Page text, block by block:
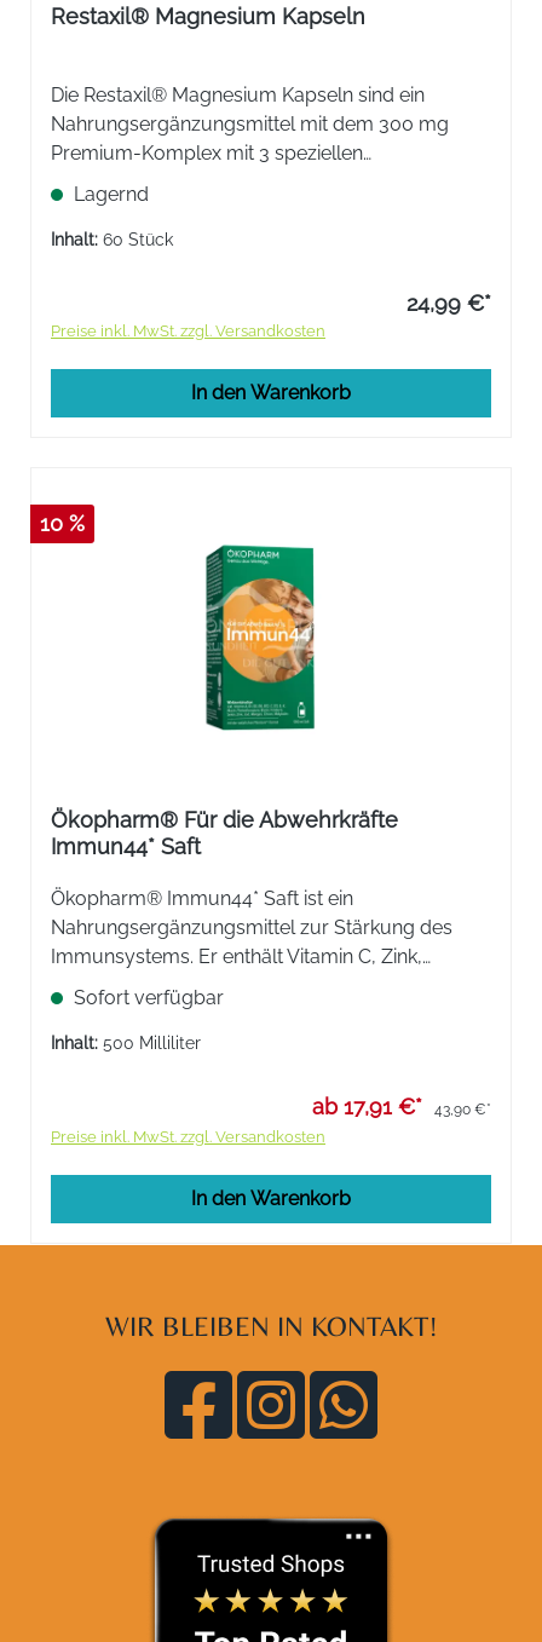
Restaxil® Magnesium Kapseln
Die Restaxil® Magnesium Kapseln sind ein
Nahrungsergänzungsmittel mit dem 300 mg
Premium-Komplex mit 3 speziellen
Magnesiumformen zur Unterstützung einer
normalen Nervenfunktion.
Lagernd
Inhalt: 60 Stück
24,99 €*
Preise inkl. MwSt. zzgl. Versandkosten
In den Warenkorb
10 %
Ökopharm® Für die Abwehrkräfte
Immun44* Saft
Ökopharm® Immun44* Saft ist ein
Nahrungsergänzungsmittel zur Stärkung des
Immunsystems. Er enthält Vitamin C, Zink,
Vitamin A, Vitamin B6, Folsäure, Selen und Cistus
Incanus Extrakt. Ist gut verträglich und
wohlschmeckend im Geschmack.
Sofort verfügbar
Inhalt: 500 Milliliter
ab 17,91 €* 43,90 €*
Preise inkl. MwSt. zzgl. Versandkosten
In den Warenkorb
WIR BLEIBEN IN KONTAKT!